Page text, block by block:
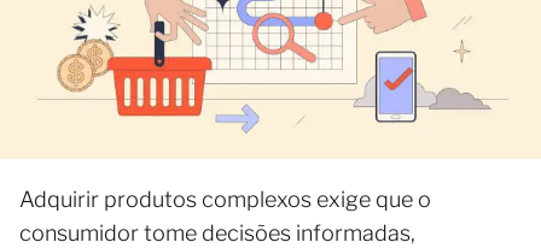
Adquirir produtos complexos exige que o
consumidor tome decisões informadas,